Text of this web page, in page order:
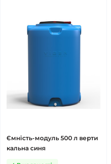
Ємність-модуль 500 л верти
кальна синя